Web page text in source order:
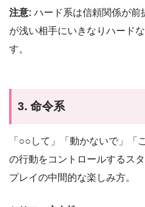
注意: ハード系は信頼関係が前
が浅い相手にいきなりハード
す。
3. 命令系
「○○して」「動かないで」「
の行動をコントロールするス
プレイの中間的な楽しみ方。